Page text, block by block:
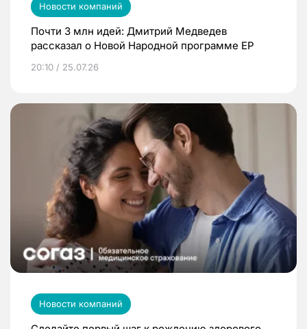
Новости компаний
Почти 3 млн идей: Дмитрий Медведев
рассказал о Новой Народной программе ЕР
20:10 / 25.07.26
Новости компаний